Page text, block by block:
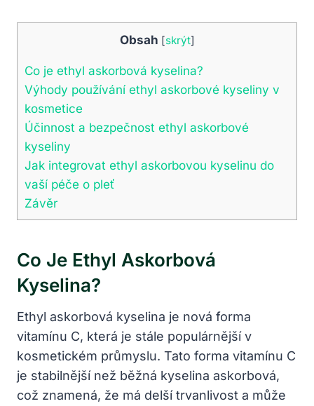
Obsah [skrýt]
Co je ethyl askorbová kyselina?
Výhody používání ethyl askorbové kyseliny v
kosmetice
Účinnost a bezpečnost ethyl askorbové
kyseliny
Jak integrovat ethyl askorbovou kyselinu do
vaší péče o pleť
Závěr
Co Je Ethyl Askorbová
Kyselina?
Ethyl askorbová kyselina je nová forma
vitamínu C, která je stále populárnější v
kosmetickém průmyslu. Tato forma vitamínu C
je stabilnější než běžná kyselina askorbová,
což znamená, že má delší trvanlivost a může